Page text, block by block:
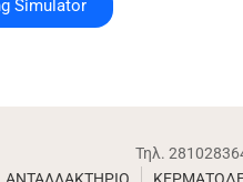
Simulator
Τηλ.